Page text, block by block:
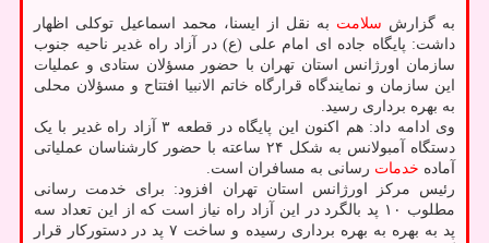
به گزارش سلامت به نقل از ایسنا، محمد اسماعیل توکلی اظهار
داشت: پایگاه جاده ای امام علی (ع) در آزاد راه غدیر ناحیه جنوب
سازمان اورژانس استان تهران با حضور مسؤلان ستادی و عملیات
این سازمان و نمایندگاه قرارگاه خاتم الانبیا افتتاح و مسؤلان محلی
به بهره برداری رسید.
وی ادامه داد: هم اکنون این پایگاه در قطعه ۳ آزاد راه غدیر با یک
دستگاه آمبولانس به شکل ۲۴ ساعته با حضور کارشناسان عملیاتی
آماده خدمات رسانی به مسافران است.
رئیس مرکز اورژانس استان تهران افزود: برای خدمت رسانی
مطلوب ۱۰ پد بالگرد در این آزاد راه نیاز است که از این تعداد سه
پد به بهره به بهره برداری رسیده و ساخت ۷ پد در دستورکار قرار